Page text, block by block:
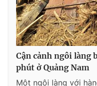
Cận cảnh ngôi làng
phút ở Quảng Nam
Một ngôi làng với